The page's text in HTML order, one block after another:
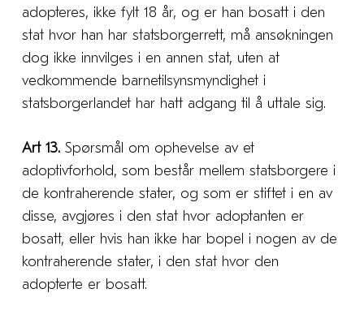
adopteres, ikke fylt 18 år, og er han bosatt i den
stat hvor han har statsborgerrett, må ansøkningen
dog ikke innvilges i en annen stat, uten at
vedkommende barnetilsynsmyndighet i
statsborgerlandet har hatt adgang til å uttale sig.
Art 13.Spørsmål om ophevelse av et
adoptivforhold, som består mellem statsborgere i
de kontraherende stater, og som er stiftet i en av
disse, avgjøres i den stat hvor adoptanten er
bosatt, eller hvis han ikke har bopel i nogen av de
kontraherende stater, i den stat hvor den
adopterte er bosatt.